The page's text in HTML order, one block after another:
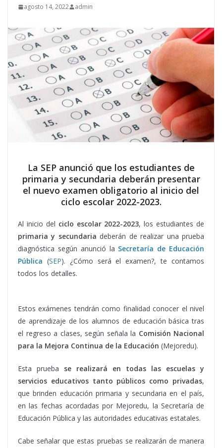
agosto 14, 2022 admin
La SEP anunció que los estudiantes de
primaria y secundaria deberán presentar
el nuevo examen obligatorio al inicio del
ciclo escolar 2022-2023.
Al inicio del ciclo escolar 2022-2023, los estudiantes de
primaria y secundaria deberán de realizar una prueba
diagnóstica según anunció la Secretaría de Educación
Pública (SEP). ¿Cómo será el examen?, te contamos
todos los detalles.
Estos exámenes tendrán como finalidad conocer el nivel
de aprendizaje de los alumnos de educación básica tras
el regreso a clases, según señala la Comisión Nacional
para la Mejora Continua de la Educación (Mejoredu).
Esta prueba se realizará en todas las escuelas y
servicios educativos tanto públicos como privadas,
que brinden educación primaria y secundaria en el país,
en las fechas acordadas por Mejoredu, la Secretaría de
Educación Pública y las autoridades educativas estatales.
Cabe señalar que estas pruebas se realizarán de manera